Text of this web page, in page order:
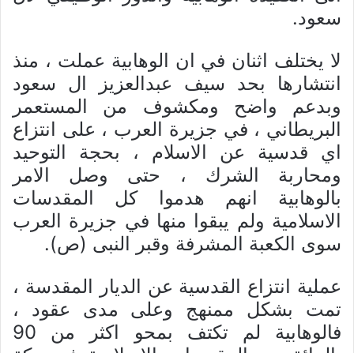
سعود.
لا یختلف اثنان في ان الوهابیة عملت ، منذ
انتشارها بحد سیف عبدالعزیز ال سعود
وبدعم واضح ومکشوف من المستعمر
البریطاني ، في جزیرة العرب ، علی انتزاع
اي قدسیة عن الاسلام ، بحجة التوحید
ومحاربة الشرك ، حتی وصل الامر
بالوهابیة انهم هدموا کل المقدسات
الاسلامیة ولم یبقوا منها في جزیرة العرب
سوی الکعبة المشرفة وقبر النبی (ص).
عملیة انتزاع القدسیة عن الدیار المقدسة ،
تمت بشکل ممنهج وعلی مدی عقود ،
فالوهابیة لم تکتف بمحو اکثر من 90